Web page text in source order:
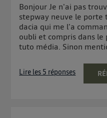
Bonjour Je n'ai pas
stepway neuve le porte
dacia qui me l'a
oubli et compris dans
tuto média. Sinon
Lire les 5 réponses